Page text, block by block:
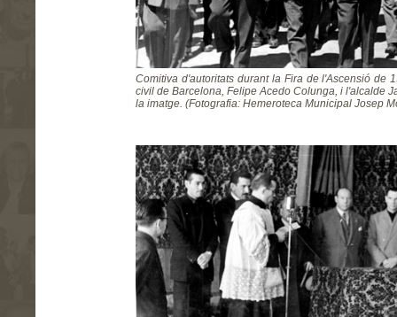
Comitiva d'autoritats durant la Fira de l'Ascensió de
civil de Barcelona, Felipe Acedo Colunga, i l'alcalde
la imatge. (Fotografia: Hemeroteca Municipal Josep